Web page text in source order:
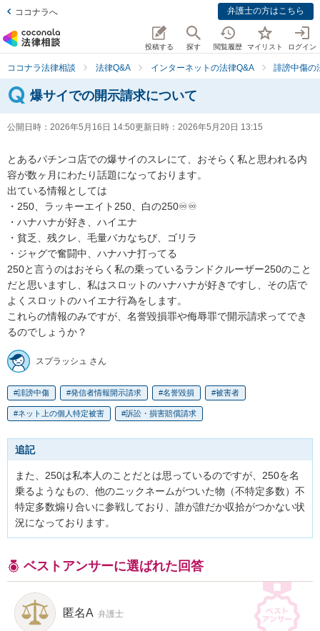
ココナラへ 弁護士の方はこちら
投稿する 探す 閲覧履歴 マイリスト ログイン
ココナラ法律相談 法律Q&A インターネットの法律Q&A 誹謗中傷の
爆サイでの開示請求について
公開日時： 2026年5月16日 14:50更新日時： 2026年5月20日 13:15
とあるパチンコ店での爆サイのスレにて、おそらく私と思われる内
容が数ヶ月にわたり話題になっております。
出ている情報としては
・250、ラッキーエイト250、白の250♾️♾️
・ハナハナが好き、ハイエナ
・貧乏、残クレ、毛量バカなちび、ゴリラ
・ジャグで奮闘中、ハナハナ打ってる
250と言うのはおそらく私の乗っているランドクルーザー250のこと
だと思いますし、私はスロットのハナハナが好きですし、その店で
よくスロットのハイエナ行為をします。
これらの情報のみですが、名誉毀損罪や侮辱罪で開示請求ってでき
るのでしょうか？
スプラッシュ さん
誹謗中傷 発信者情報開示請求 名誉毀損 被害者
ネット上の個人特定被害 訴訟・損害賠償請求
追記
また、250は私本人のことだとは思っているのですが、250を名
乗るようなもの、他のニックネームがついた物（不特定多数）不
特定多数煽り合いに参戦しており、誰が誰だか収拾がつかない状
況になっております。
ベストアンサーに選ばれた回答
匿名A 弁護士